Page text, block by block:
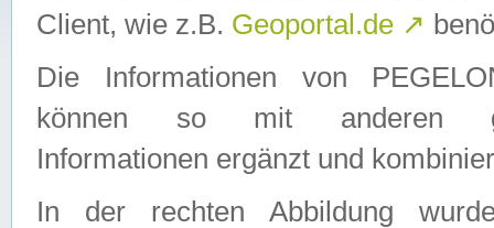
Client, wie z.B. Geoportal.de ↗
Die Informationen von
können so mit anderen
Informationen ergänzt und
In der rechten Abbildung